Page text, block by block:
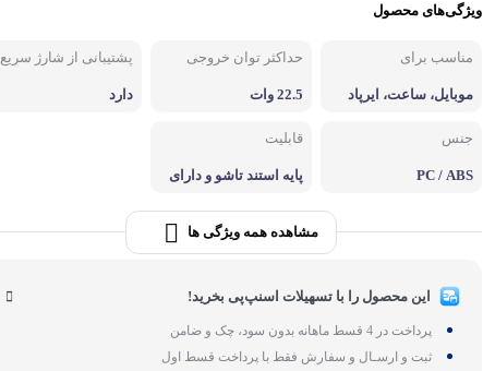
پاوربانک
ویژگی‌های محصول
مناسب برای
موبایل، ساعت، ایرپاد
حداکثر توان خروجی
22.5 وات
پشتیبانی از شارژ سریع
دارد
جنس
PC / ABS
قابلیت
پایه استند تاشو و دارای
یرلس Qi2
مشاهده همه ویژگی ها
این محصول را با تسهیلات اسنپ‌پی بخرید!
پرداخت در 4 قسط ماهانه بدون سود، چک و ضامن
ثبت و ارسـال و سفارش فقط با پرداخت قسط اول